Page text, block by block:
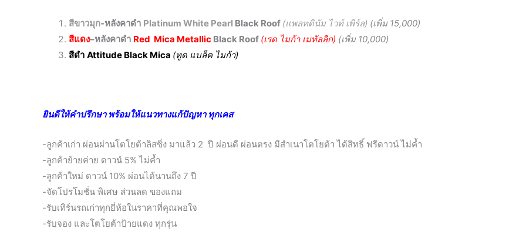
สีขาวมุก-หลังคาดำ Platinum White Pearl Black Roof (แพลทตินัม ไวท์ เพิร์ล) (เพิ่ม15,000)
สีแดง–หลังคาดำ Red Mica Metallic Black Roof (เรด ไมก้า เมทัลลิก) (เพิ่ม10,000)
สีดำ Attitude Black Mica (ทูด แบล็ค ไมก้า)
ยินดีให้คำปรึกษา พร้อมให้แนวทางแก้ปัญหา ทุกเคส
-ลูกค้าเก่า ผ่อนผ่านโตโยต้าลิสซิ่ง มาแล้ว 2 ปี ผ่อนดี ผ่อนตรง มีสำเนาโตโยต้า ได้สิทธิ์ ฟรีดาวน์ ไม่ค้ำ
-ลูกค้าย้ายค่าย ดาวน์ 5% ไม่ค้ำ
-ลูกค้าใหม่ ดาวน์ 10% ผ่อนได้นานถึง 7 ปี
-จัดโปรโมชั่น พิเศษ ส่วนลด ของแถม
-รับเทิร์นรถเก่าทุกยี่ห้อในราคาที่คุณพอใจ
-รับจอง และโตโยต้าป้ายแดง ทุกรุ่น